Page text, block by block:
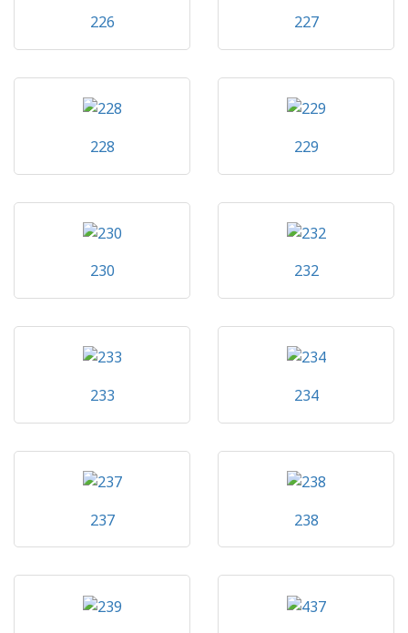
226 227
228 229
230 232
233 234
237 238